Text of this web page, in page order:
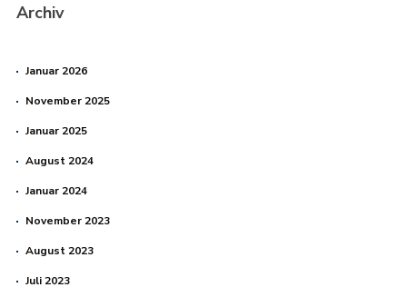
Archiv
Januar 2026
November 2025
Januar 2025
August 2024
Januar 2024
November 2023
August 2023
Juli 2023